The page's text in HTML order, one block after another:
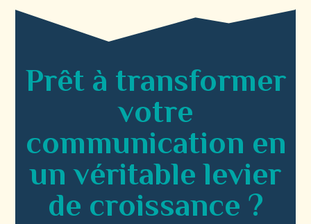
Prêt à transformer
votre
communication en
un véritable levier
de croissance ?